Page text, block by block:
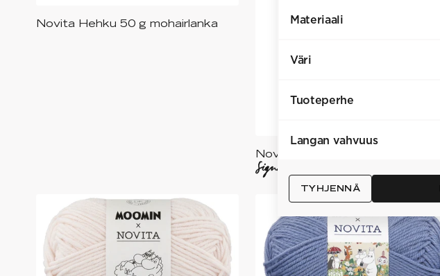
Materiaali
Väri
Tuoteperhe
Langan vahvuus
TYHJENNÄ
Saatavilla useita eri värejä
Novita Hehku 50 g mohairlanka
Novita x Laine DK 100 g